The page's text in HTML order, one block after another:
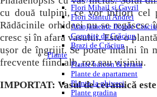
Flori Mihail și Gavril
Flori Sfantul Andrei
Aranjamente florale
Coronițe de Crăciun
Brazi de Crăciun
Plante
Plante balcon & terasa
Plante de apartament
Plante la ghiveci
Plante gradina
cu două tulpini, ce vor înflori cel
Rădăcinile orhideei nu se
cresc și în afara vasului. Este o
ușor de îngrijit. Se poate întâlni în
frecvente fiind alb, roz sau vișiniu.
IMPORTAT: Vasul de ceramică